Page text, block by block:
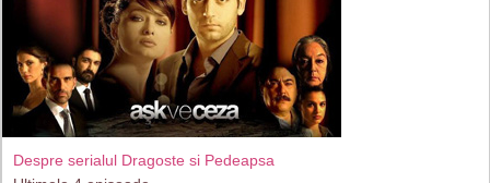
Despre serialul Dragoste si Pedeapsa